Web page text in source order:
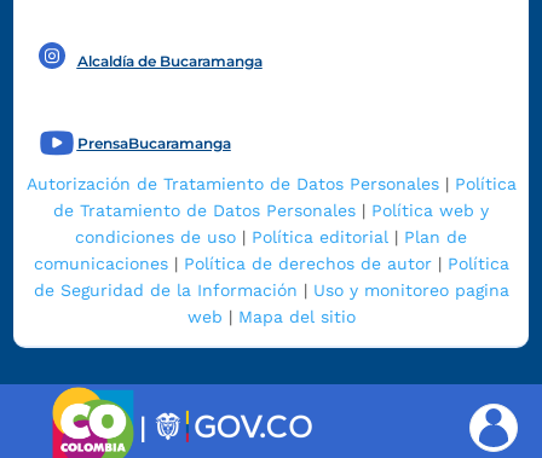
Alcaldía de Bucaramanga
PrensaBucaramanga
Autorización de Tratamiento de Datos Personales| Política
de Tratamiento de Datos Personales | Política web y
condiciones de uso | Política editorial | Plan de
comunicaciones| Política de derechos de autor| Política
de Seguridad de la Información | Uso y monitoreo pagina
web | Mapa del sitio
|